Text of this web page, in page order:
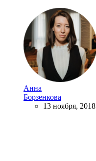
Анна
Борзенкова
13 ноября, 2018